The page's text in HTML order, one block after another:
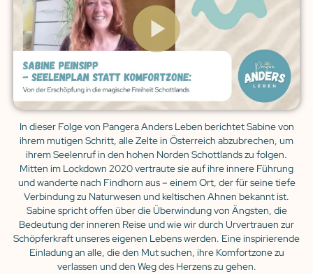
In dieser Folge von Pangera Anders Leben berichtet Sabine von
ihrem mutigen Schritt, alle Zelte in Österreich abzubrechen, um
ihrem Seelenruf in den hohen Norden Schottlands zu folgen.
Mitten im Lockdown 2020 vertraute sie auf ihre innere Führung
und wanderte nach Findhorn aus – einem Ort, der für seine tiefe
Verbindung zu Naturwesen und keltischen Ahnen bekannt ist.
Sabine spricht offen über die Überwindung von Ängsten, die
Bedeutung der inneren Reise und wie wir durch Urvertrauen zur
Schöpferkraft unseres eigenen Lebens werden. Eine inspirierende
Einladung an alle, die den Mut suchen, ihre Komfortzone zu
verlassen und den Weg des Herzens zu gehen.